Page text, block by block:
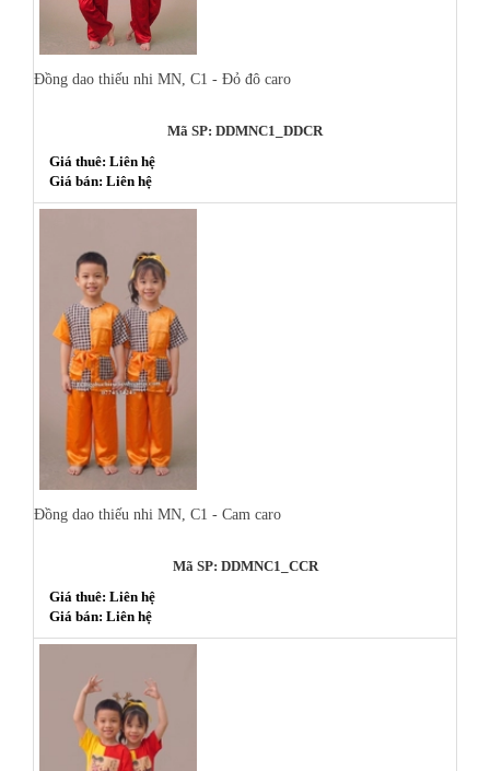
Đồng dao thiếu nhi MN, C1 - Đỏ đô caro
Mã SP: DDMNC1_DDCR
Giá thuê: Liên hệ
Giá bán: Liên hệ
Đồng dao thiếu nhi MN, C1 - Cam caro
Mã SP: DDMNC1_CCR
Giá thuê: Liên hệ
Giá bán: Liên hệ